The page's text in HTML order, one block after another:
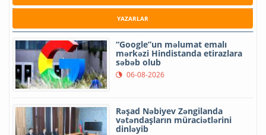
YAZARLAR
“Google”un məlumat emalı
mərkəzi Hindistanda etirazlara
səbəb olub
06-08-2026
Rəşad Nəbiyev Zəngilanda
vətəndaşların müraciətlərini
dinləyib